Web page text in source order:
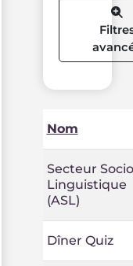
Nom
Secteur
Linguistique
(ASL)
Dîner Quiz